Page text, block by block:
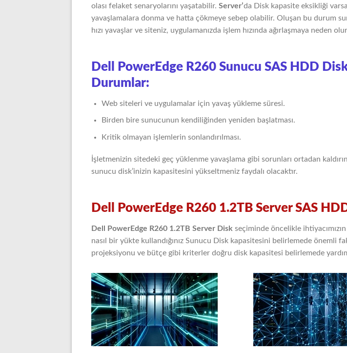
olası felaket senaryolarını yaşatabilir. Server’da Disk kapasite eksikliği
yavaşlamalara donma ve hatta çökmeye sebep olabilir. Oluşan bu durum
hızı yavaşlar ve siteniz, uygulamanızda işlem hızında ağırlaşmaya neden
Dell PowerEdge R260 Sunucu SAS HDD
Durumlar:
Web siteleri ve uygulamalar için yavaş yükleme süresi.
Birden bire sunucunun kendiliğinden yeniden başlatması.
Kritik olmayan işlemlerin sonlandırılması.
İşletmenizin sitedeki geç yüklenme yavaşlama gibi sorunları ortadan
sunucu disk’inizin kapasitesini yükseltmeniz faydalı olacaktır.
Dell PowerEdge R260 1.2TB Server SAS
Dell PowerEdge R260 1.2TB Server Disk seçiminde öncelikle
nasıl bir yükte kullandığınız Sunucu Disk kapasitesini belirlemede önemli
projeksiyonu ve bütçe gibi kriterler doğru disk kapasitesi belirlemede